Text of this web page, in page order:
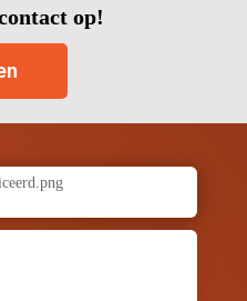
op!